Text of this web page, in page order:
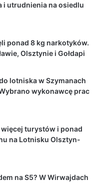
i utrudnienia na osiedlu
ponad 8 kg narkotyków.
Olsztynie i Gołdapi
lotniska w Szymanach
wykonawcę prac
więcej turystów i ponad
na Lotnisku Olsztyn-
na S5? W Wirwajdach